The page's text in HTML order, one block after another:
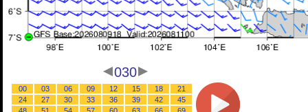
030
00 03 06 09 12 15 18
21
24
27 30 33 36 39 42
45